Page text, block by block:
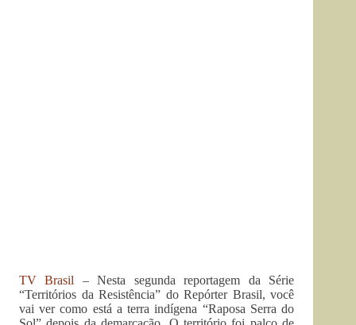
TV Brasil – Nesta segunda reportagem da Série
“Territórios da Resistência” do Repórter Brasil, você
vai ver como está a terra indígena “Raposa Serra do